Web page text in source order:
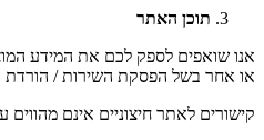
תוכן האתר
אנו שואפים לספק לכם את המידע
או אחר בשל הפסקת השירות /
קישורים לאתר חיצוניים אינם